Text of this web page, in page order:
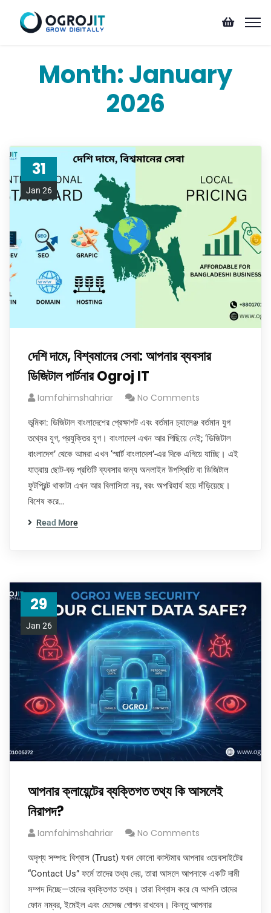
Month:January
2026
31
Jan 26
দেশি দামে, বিশ্বমানের সেবা: আপনার ব্যবসার
ডিজিটাল পার্টনার Ogroj IT
Iamfahimshahriar No Comments
ভূমিকা: ডিজিটাল বাংলাদেশের প্রেক্ষাপট এবং বর্তমান চ্যালেঞ্জ বর্তমান যুগ
তথ্যের যুগ, প্রযুক্তির যুগ। বাংলাদেশ এখন আর পিছিয়ে নেই; ‘ডিজিটাল
বাংলাদেশ’ থেকে আমরা এখন ‘স্মার্ট বাংলাদেশ’-এর দিকে এগিয়ে যাচ্ছি। এই
যাত্রায় ছোট-বড় প্রতিটি ব্যবসার জন্য অনলাইন উপস্থিতি বা ডিজিটাল
ফুটপ্রিন্ট থাকাটা এখন আর বিলাসিতা নয়, বরং অপরিহার্য হয়ে দাঁড়িয়েছে।
বিশেষ করে…
Read More
29
Jan 26
আপনার ক্লায়েন্টের ব্যক্তিগত তথ্য কি আসলেই
নিরাপদ?
Iamfahimshahriar No Comments
অদৃশ্য সম্পদ: বিশ্বাস (Trust) যখন কোনো কাস্টমার আপনার ওয়েবসাইটের
“Contact Us” ফর্মে তাদের তথ্য দেয়, তারা আসলে আপনাকে একটি দামী
সম্পদ দিচ্ছে—তাদের ব্যক্তিগত তথ্য। তারা বিশ্বাস করে যে আপনি তাদের
ফোন নম্বর, ইমেইল এবং মেসেজ গোপন রাখবেন। কিন্তু আপনার